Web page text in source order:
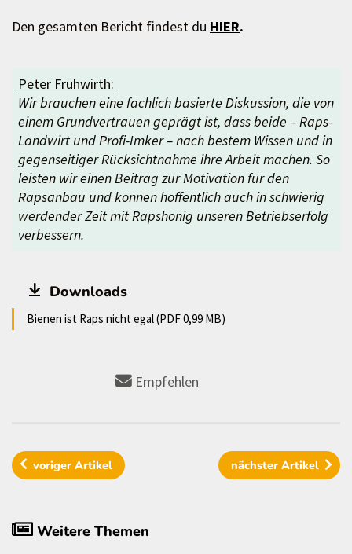
Den gesamten Bericht findest du HIER.
Peter Frühwirth:
Wir brauchen eine fachlich basierte Diskussion, die von
einem Grundvertrauen geprägt ist, dass beide – Raps-
Landwirt und Profi-Imker – nach bestem Wissen und in
gegenseitiger Rücksichtnahme ihre Arbeit machen. So
leisten wir einen Beitrag zur Motivation für den
Rapsanbau und können hoffentlich auchin schwierig
werdender Zeit mit Rapshonig unseren Betriebserfolg
verbessern.
Downloads
Bienen ist Raps nicht egal (PDF 0,99 MB)
Empfehlen
vorigerArtikel nächster Artikel
Weitere Themen